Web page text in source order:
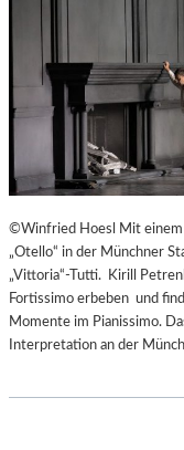
©Winfried Hoesl Mit einem
„Otello“ in der Münchner
„Vittoria“-Tutti. Kirill
Fortissimo erbeben und
Momente im Pianissimo.
Interpretation an der